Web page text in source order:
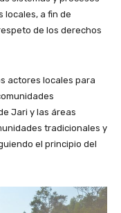
locales, a fin de
de los derechos
actores locales para
Jari y las áreas
tradicionales y
el principio del